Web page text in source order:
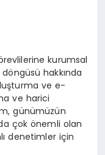
kurumsal
hakkında
ve e-
ve harici
günümüzün
çok önemli olan
denetimler için